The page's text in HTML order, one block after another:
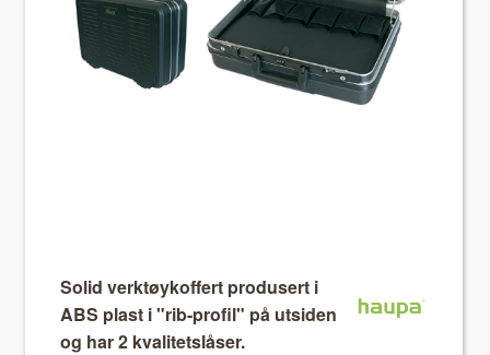
About VIX
Solid verktøykoffert produsert i
ABS plast i "rib-profil" på utsiden
og har 2 kvalitetslåser.